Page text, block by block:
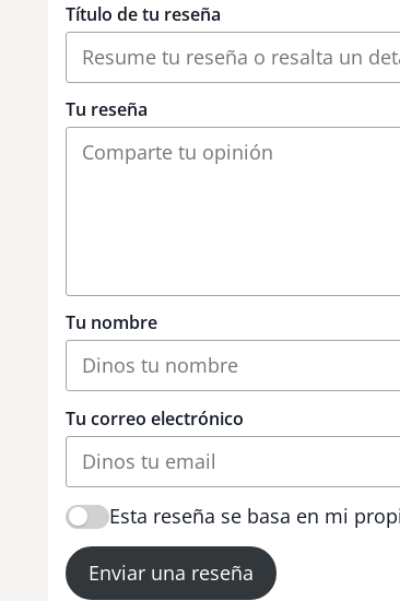
Título de tu reseña
Tu reseña
Tu nombre
Tu correo electrónico
Esta reseña se basa en mi
Enviar una reseña